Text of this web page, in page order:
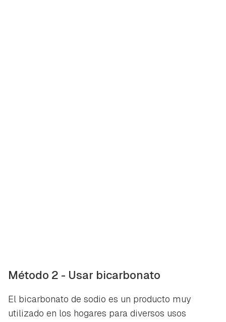
Método 2 - Usar bicarbonato
El bicarbonato de sodio es un producto muy
utilizado en los hogares para diversos usos